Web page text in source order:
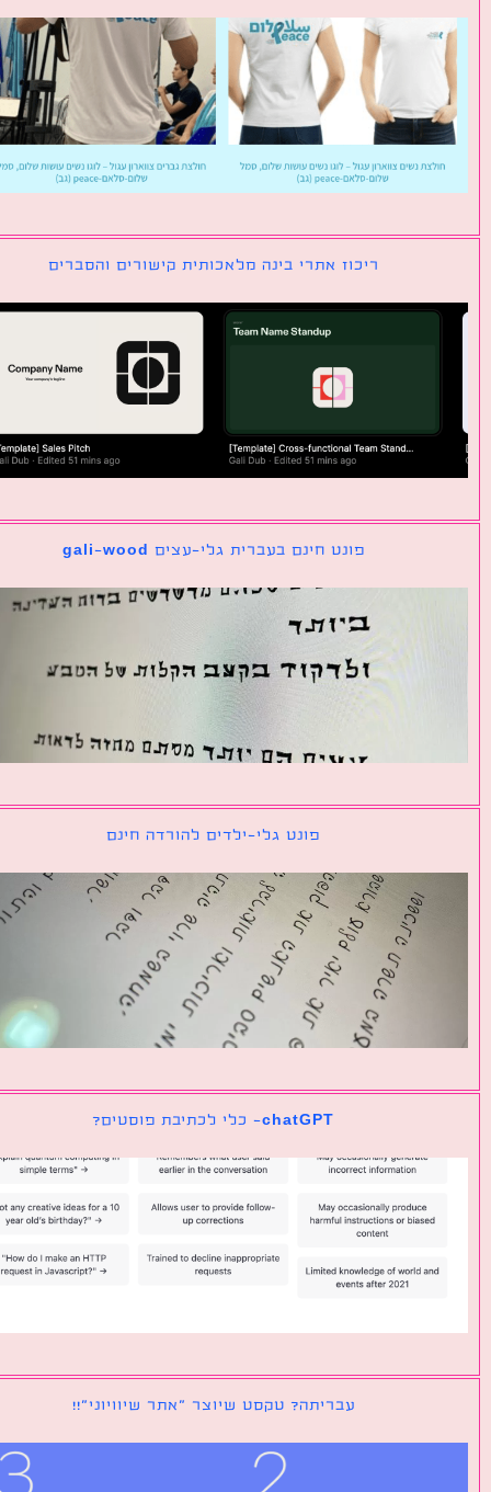
ריכוז אתרי בינה מלאכותית קישורים והסברים
פונט חינם בעברית גלי-עצים gali-wood
פונט גלי-ילדים להורדה חינם
chatGPT- כלי לכתיבת פוסטים?
עבריתה? טקסט שיוצר ״אתר שיוויוני״!!